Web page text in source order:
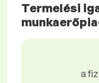
Termelési
a